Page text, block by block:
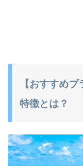
【おすすめ
特徴とは？